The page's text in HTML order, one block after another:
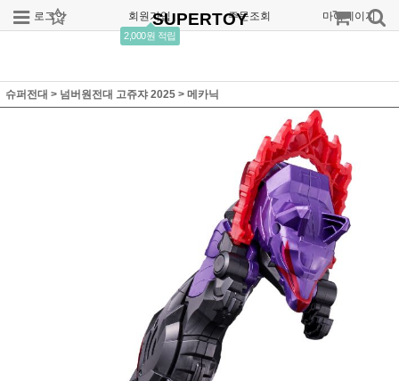
로그인 회원가입
2,000원 적립
주문조회 마이페이지
SUPERTOY
슈퍼전대 > 넘버원전대 고쥬쟈 2025 > 메카닉